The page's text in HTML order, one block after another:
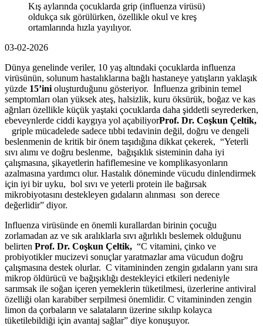
Kış aylarında çocuklarda grip (influenza virüsü)
oldukça sık görülürken, özellikle okul ve kreş
ortamlarında hızla yayılıyor.
03-02-2026
Dünya genelinde veriler, 10 yaş altındaki çocuklarda influenza
virüsünün, solunum hastalıklarına bağlı hastaneye yatışların yaklaşık
yüzde 15’ini oluşturduğunu gösteriyor. İnfluenza gribinin temel
semptomları olan yüksek ateş, halsizlik, kuru öksürük, boğaz ve kas
ağrıları özellikle küçük yaştaki çocuklarda daha şiddetli seyrederken,
ebeveynlerde ciddi kaygıya yol açabiliyorProf. Dr. Coşkun Çeltik,
griple mücadelede sadece tıbbi tedavinin değil, doğru ve dengeli
beslenmenin de kritik bir önem taşıdığına dikkat çekerek, “Yeterli
sıvı alımı ve doğru beslenme, bağışıklık sisteminin daha iyi
çalışmasına, şikayetlerin hafiflemesine ve komplikasyonların
azalmasına yardımcı olur. Hastalık döneminde vücudu dinlendirmek
için iyi bir uyku, bol sıvı ve yeterli protein ile bağırsak
mikrobiyotasını destekleyen gıdaların alınması son derece
değerlidir” diyor.
Influenza virüsünde en önemli kurallardan birinin çocuğu
zorlamadan az ve sık aralıklarla sıvı ağırlıklı beslemek olduğunu
belirten Prof. Dr. Coşkun Çeltik, “C vitamini, çinko ve
probiyotikler mucizevi sonuçlar yaratmazlar ama vücudun doğru
çalışmasına destek olurlar. C vitamininden zengin gıdaların yanı sıra
mikrop öldürücü ve bağışıklığı destekleyici etkileri nedeniyle
sarımsak ile soğan içeren yemeklerin tüketilmesi, üzerlerine antiviral
özelliği olan karabiber serpilmesi önemlidir. C vitamininden zengin
limon da çorbaların ve salataların üzerine sıkılıp kolayca
tüketilebildiği için avantaj sağlar” diye konuşuyor.